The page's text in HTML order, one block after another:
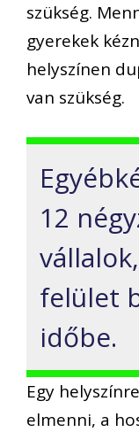
szükség.
gyerekek
helyszínen
van szükség.
12
felület
időbe.
Egy
elmenni, a